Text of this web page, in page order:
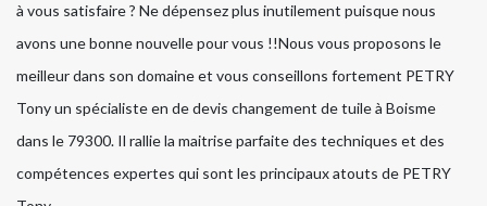
à vous satisfaire ? Ne dépensez plus inutilement puisque nous
avons une bonne nouvelle pour vous !!Nous vous proposons le
meilleur dans son domaine et vous conseillons fortement PETRY
Tony un spécialiste en de devis changement de tuile à Boisme
dans le 79300. Il rallie la maitrise parfaite des techniques et des
compétences expertes qui sont les principaux atouts de PETRY